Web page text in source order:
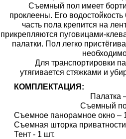
Съемный пол имеет
проклеены. Его водостойкость
часть пола крепится на
прикрепляются пуговицами-
палатки. Пол легко
Для транспортировки
утягивается стяжками и
КОМПЛЕКТАЦИЯ:
Палатка
Съемный
Съемное панорамное окно –
Съемная шторка
Тент - 1 шт.